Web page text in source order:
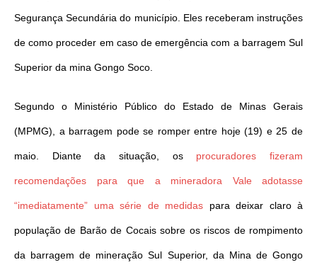
Segurança Secundária do município. Eles receberam instruções
de como proceder em caso de emergência com a barragem Sul
Superior da mina Gongo Soco.
Segundo o Ministério Público do Estado de Minas Gerais
(MPMG), a barragem pode se romper entre hoje (19) e 25 de
maio. Diante da situação, os procuradores fizeram
recomendações para que a mineradora Vale adotasse
“imediatamente” uma série de medidas para deixar claro à
população de Barão de Cocais sobre os riscos de rompimento
da barragem de mineração Sul Superior, da Mina de Gongo